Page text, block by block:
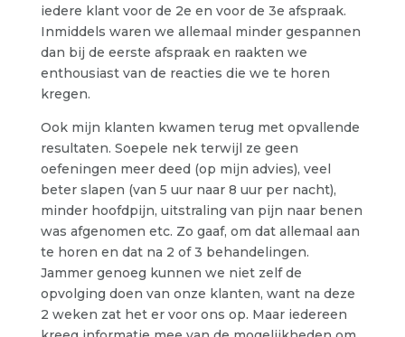
iedere klant voor de 2e en voor de 3e afspraak.
Inmiddels waren we allemaal minder gespannen
dan bij de eerste afspraak en raakten we
enthousiast van de reacties die we te horen
kregen.
Ook mijn klanten kwamen terug met opvallende
resultaten. Soepele nek terwijl ze geen
oefeningen meer deed (op mijn advies), veel
beter slapen (van 5 uur naar 8 uur per nacht),
minder hoofdpijn, uitstraling van pijn naar benen
was afgenomen etc. Zo gaaf, om dat allemaal aan
te horen en dat na 2 of 3 behandelingen.
Jammer genoeg kunnen we niet zelf de
opvolging doen van onze klanten, want na deze
2 weken zat het er voor ons op. Maar iedereen